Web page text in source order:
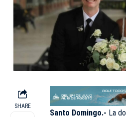
SHARE
Santo Domingo.- La